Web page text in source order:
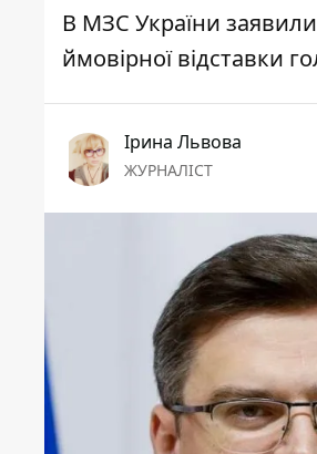
В МЗС України
ймовірної відставки
Ірина Львова
ЖУРНАЛІСТ